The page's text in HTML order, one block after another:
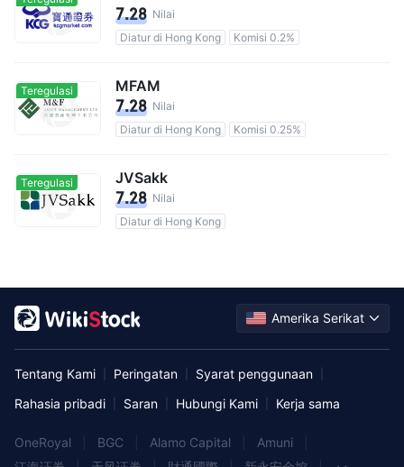
7.28 Nilai
Diatur di Hong Kong
Komisi 0.2%
Teregulasi MFAM
7.28 Nilai
Diatur di Hong Kong
Komisi 0.25%
Teregulasi JVSakk
7.28 Nilai
Diatur di Hong Kong
Amerika Serikat
Tentang Kami Peringatan Syarat penggunaan
Rahasia pribadi Saran Hubungi Kami Kerja sama
OneRoyal BGC Alamo Capital Amuni